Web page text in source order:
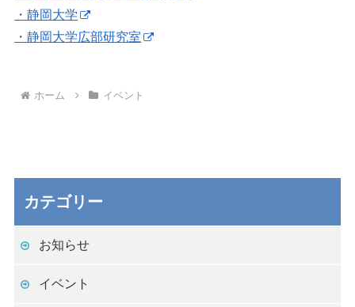
・静岡大学
・静岡大学広部研究室
ホーム イベント
カテゴリー
お知らせ
イベント